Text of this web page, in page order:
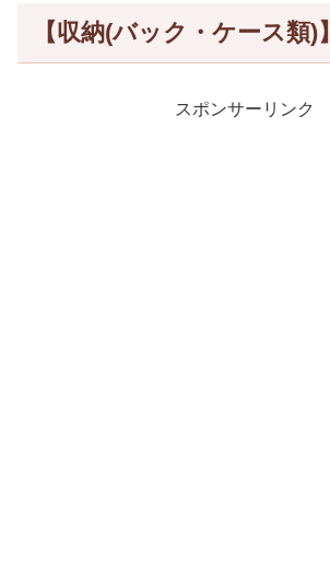
【収納(バック・ケース類)】
スポンサーリンク